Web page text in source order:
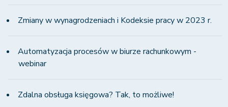
Zmiany w wynagrodzeniach i Kodeksie pracy w 2023 r.
Automatyzacja procesów w biurze rachunkowym -
webinar
Zdalna obsługa księgowa? Tak, to możliwe!